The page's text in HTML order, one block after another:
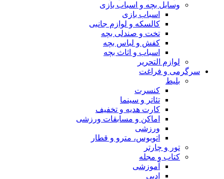
وسایل بچه و اسباب بازی
اسباب بازی
کالسکه و لوازم جانبی
تخت و صندلی بچه
کفش و لباس بچه
اسباب و اثاث بچه
لوازم التحریر
سرگرمی و فراغت
بلیط
کنسرت
تئاتر و سینما
کارت هدیه و تخفیف
اماکن و مسابقات ورزشی
ورزشی
اتوبوس، مترو و قطار
تور و چارتر
کتاب و مجله
آموزشی
ادبی